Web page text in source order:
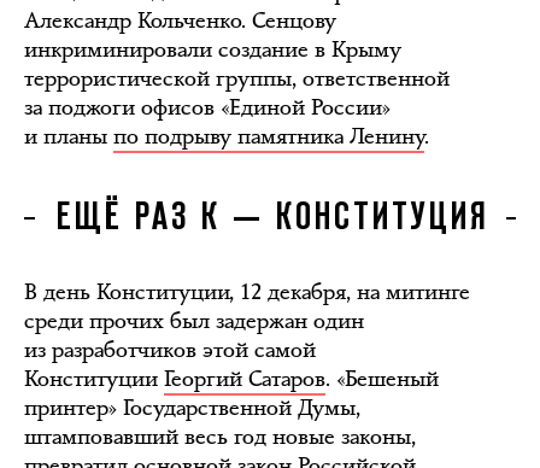
Александр Кольченко. Сенцову
инкриминировали создание в Крыму
террористической группы, ответственной
за поджоги офисов «Единой России»
и планы по подрыву памятника Ленину.
ЕЩЁ РАЗ К — КОНСТИТУЦИЯ
В день Конституции, 12 декабря, на митинге
среди прочих был задержан один
из разработчиков этой самой
Конституции Георгий Сатаров. «Бешеный
принтер» Государственной Думы,
штамповавший весь год новые законы,